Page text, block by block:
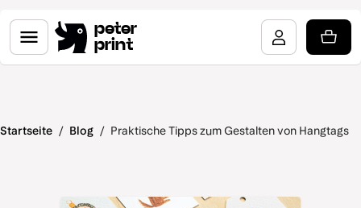
peter
print
Startseite / Blog / Praktische Tipps zum Gestalten von Hangtags